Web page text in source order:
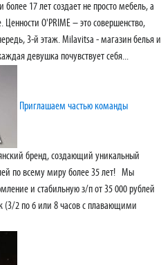
более 17 лет создает не просто мебель, а
O'PRIME – это совершенство,
3-й этаж. Milavitsa - магазин белья и
девушка почувствует себя...
Приглашаем частью команды
бренд, создающий уникальный
по всему миру более 35 лет! Мы
и стабильную з/п от 35 000 рублей
2 по 6 или 8 часов c плавающими